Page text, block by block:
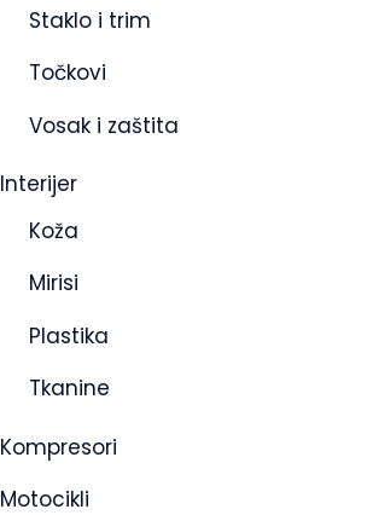
Staklo i trim
Točkovi
Vosak i zaštita
Interijer
Koža
Mirisi
Plastika
Tkanine
Kompresori
Motocikli